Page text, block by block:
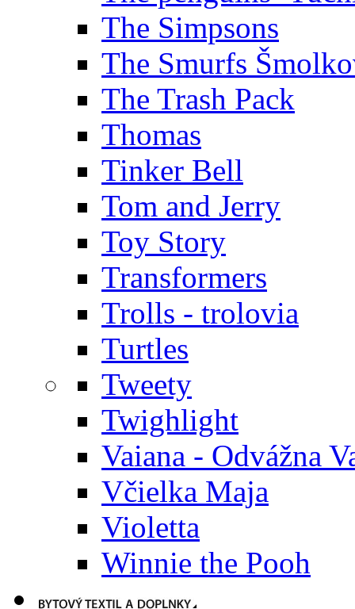
The Simpsons
The Smurfs
The Trash Pack
Thomas
Tinker Bell
Tom and Jerry
Toy Story
Transformers
Trolls - trolovia
Turtles
Tweety
Twighlight
Vaiana - Odvážna
Včielka Maja
Violetta
Winnie the Pooh